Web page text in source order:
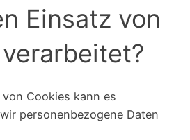
Einsatz von
Cookies kann es
personenbezogene Daten